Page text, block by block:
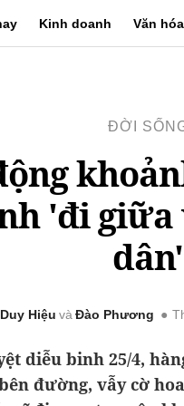
Kinh doanh Văn hóa
ĐỜI
'đi giữa
dân'
Duy Hiệu Đào Phương
diễu binh 25/4,
đường, vẫy cờ